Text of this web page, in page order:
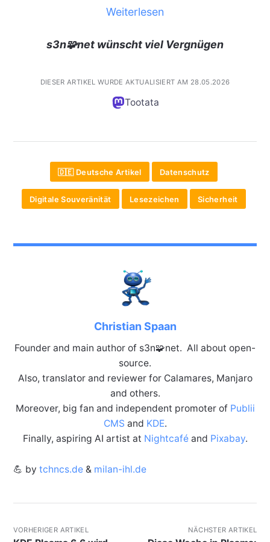
Weiterlesen
s3n🧩net wünscht viel Vergnügen
DIESER ARTIKEL WURDE AKTUALISIERT AM 28.05.2026
Tootata
🇩🇪 Deutsche Artikel Datenschutz
Digitale Souveränität Lesezeichen Sicherheit
Christian Spaan
Founder and main author of s3n🧩net. All about open-
source.
Also, translator and reviewer for Calamares, Manjaro
and others.
Moreover, big fan and independent promoter of Publii
CMS and KDE.
Finally, aspiring AI artist at Nightcaféand Pixabay.
💪 by tchncs.de& milan-ihl.de
VORHERIGER ARTIKEL NÄCHSTER ARTIKEL